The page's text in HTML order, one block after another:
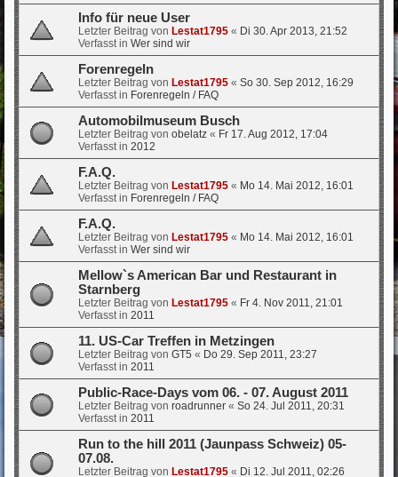
Info für neue User
Letzter Beitrag von Lestat1795 « Di 30. Apr 2013, 21:52
Verfasst in Wer sind wir
Forenregeln
Letzter Beitrag von Lestat1795 « So 30. Sep 2012, 16:29
Verfasst in Forenregeln / FAQ
Automobilmuseum Busch
Letzter Beitrag von obelatz « Fr 17. Aug 2012, 17:04
Verfasst in 2012
F.A.Q.
Letzter Beitrag von Lestat1795 « Mo 14. Mai 2012, 16:01
Verfasst in Forenregeln / FAQ
F.A.Q.
Letzter Beitrag von Lestat1795 « Mo 14. Mai 2012, 16:01
Verfasst in Wer sind wir
Mellow`s American Bar und Restaurant in
Starnberg
Letzter Beitrag von Lestat1795 « Fr 4. Nov 2011, 21:01
Verfasst in 2011
11. US-Car Treffen in Metzingen
Letzter Beitrag von GT5 « Do 29. Sep 2011, 23:27
Verfasst in 2011
Public-Race-Days vom 06. - 07. August 2011
Letzter Beitrag von roadrunner « So 24. Jul 2011, 20:31
Verfasst in 2011
Run to the hill 2011 (Jaunpass Schweiz) 05-
07.08.
Letzter Beitrag von Lestat1795 « Di 12. Jul 2011, 02:26